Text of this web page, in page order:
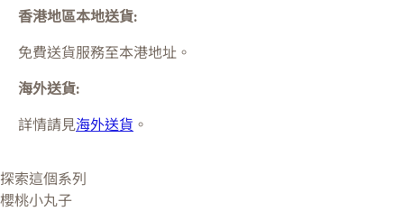
香港地區本地送貨:
免費送貨服務至本港地址。
海外送貨:
詳情請見海外送貨 。
探索這個系列
櫻桃小丸子